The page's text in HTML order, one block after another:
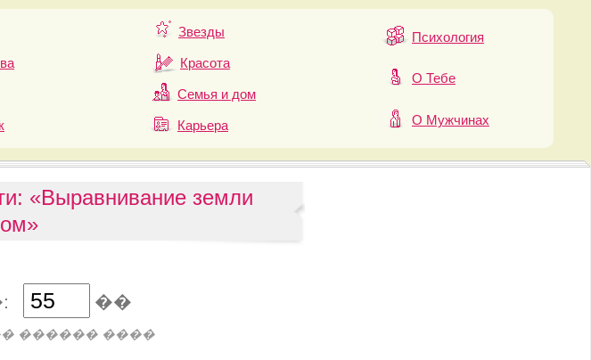
Звезды
Красота
Семья и дом
Карьера
Психология
О Тебе
О Мужчинах
«Выравнивание земли
��
������ ����